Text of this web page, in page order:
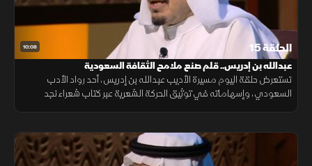
10:08 الحلقة 15
عبدالله بن إدريس.. قلم صنع ملامح الثقافة السعودية
تستعرض حلقة اليوم مسيرة الأديب عبدالله بن إدريس، أحد رواد الأدب
السعودي، وإسهاماته في توثيق الحركة الشعرية عبر كتاب شعراء نجد